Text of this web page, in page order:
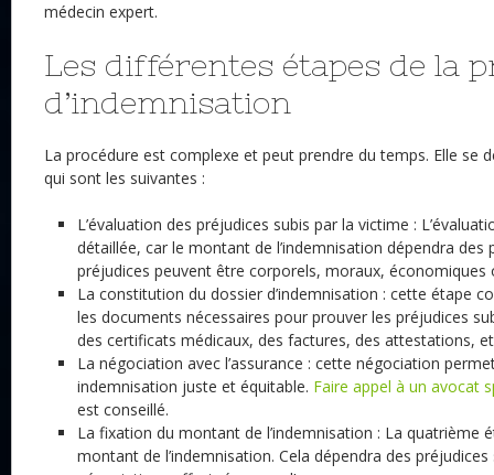
médecin expert.
Les différentes étapes de la
d’indemnisation
La procédure est complexe et peut prendre du temps. Elle se
qui sont les suivantes :
L’évaluation des préjudices subis par la victime :
détaillée, car le montant de l’indemnisation dépendra des
préjudices peuvent être corporels, moraux, économiques
La constitution du dossier d’indemnisation : cette étape
les documents nécessaires pour prouver les préjudices
des certificats médicaux, des factures, des attestations,
La négociation avec l’assurance : cette négociation
indemnisation juste et équitable. Faire appel à un avocat
est conseillé.
La fixation du montant de l’indemnisation : La quatrième
montant de l’indemnisation. Cela dépendra des